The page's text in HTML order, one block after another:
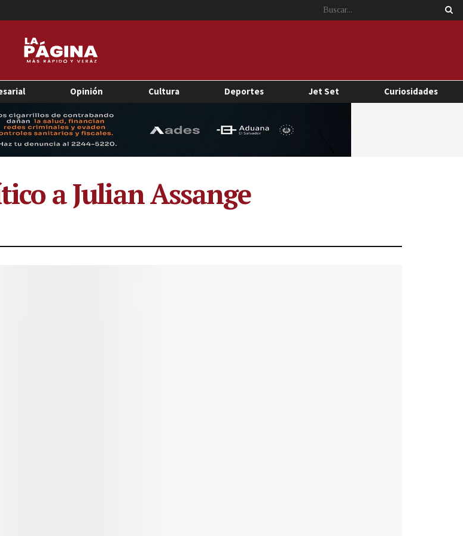
Opinión Cultura Deportes Jet Set Curiosidades
a Julian Assange